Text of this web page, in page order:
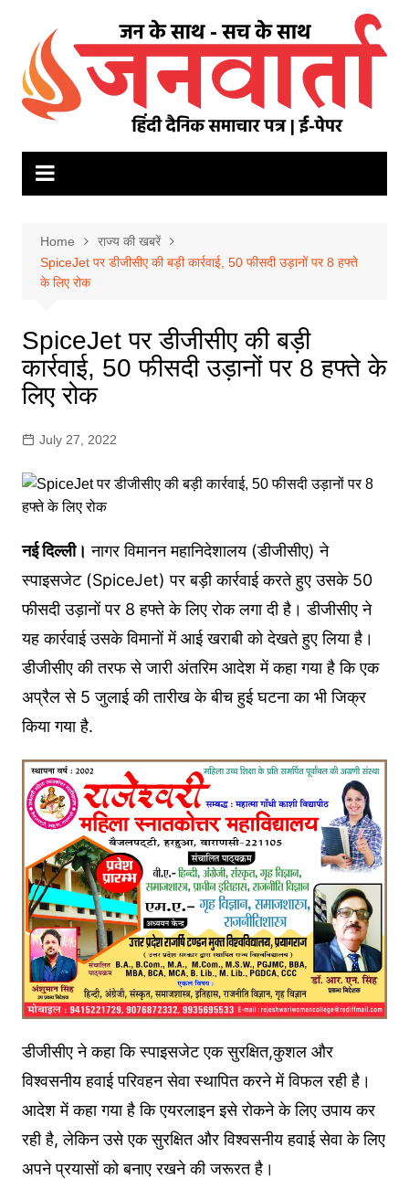
content
Home
राज्य की खबरें
SpiceJet पर डीजीसीए की बड़ी कार्रवाई, 50 फीसदी उड़ानों पर 8 हफ्ते
के लिए रोक
SpiceJet पर डीजीसीए की बड़ी
कार्रवाई, 50 फीसदी उड़ानों पर 8 हफ्ते के
लिए रोक
July 27, 2022
नई दिल्ली। नागर विमानन महानिदेशालय (डीजीसीए) ने
स्पाइसजेट (SpiceJet) पर बड़ी कार्रवाई करते हुए उसके 50
फीसदी उड़ानों पर 8 हफ्ते के लिए रोक लगा दी है। डीजीसीए ने
यह कार्रवाई उसके विमानों में आई खराबी को देखते हुए लिया है।
डीजीसीए की तरफ से जारी अंतरिम आदेश में कहा गया है कि एक
अप्रैल से 5 जुलाई की तारीख के बीच हुई घटना का भी जिक्र
किया गया है.
डीजीसीए ने कहा कि स्पाइसजेट एक सुरक्षित,कुशल और
विश्वसनीय हवाई परिवहन सेवा स्थापित करने में विफल रही है।
आदेश में कहा गया है कि एयरलाइन इसे रोकने के लिए उपाय कर
रही है, लेकिन उसे एक सुरक्षित और विश्वसनीय हवाई सेवा के लिए
अपने प्रयासों को बनाए रखने की जरूरत है।